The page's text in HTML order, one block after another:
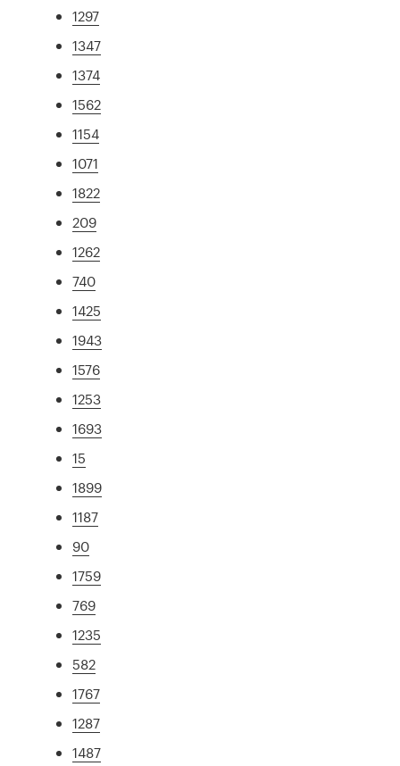
1297
1347
1374
1562
1154
1071
1822
209
1262
740
1425
1943
1576
1253
1693
15
1899
1187
90
1759
769
1235
582
1767
1287
1487